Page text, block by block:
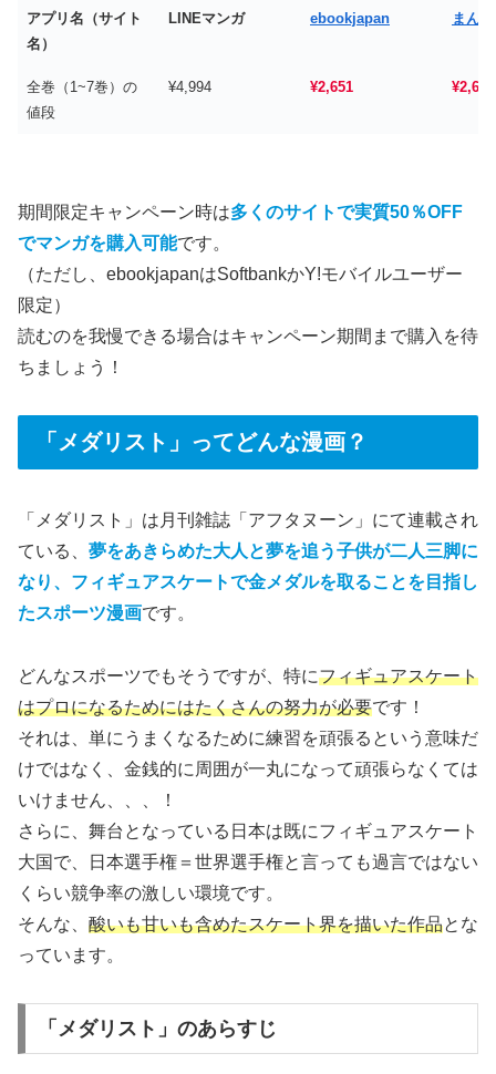
アプリ名（サイト
名）
LINEマンガ ebookjapan まん
全巻（1~7巻）の
値段
¥4,994 ¥2,651 ¥2,651
期間限定キャンペーン時は多くのサイトで実質50％OFF
でマンガを購入可能です。
（ただし、ebookjapanはSoftbankかY!モバイルユーザー
限定）
読むのを我慢できる場合はキャンペーン期間まで購入を待
ちましょう！
「メダリスト」ってどんな漫画？
「メダリスト」は月刊雑誌「アフタヌーン」にて連載され
ている、 夢をあきらめた大人と夢を追う子供が二人三脚に
なり、フィギュアスケートで金メダルを取ることを目指し
たスポーツ漫画です。
どんなスポーツでもそうですが、特にフィギュアスケート
はプロになるためにはたくさんの努力が必要です！
それは、単にうまくなるために練習を頑張るという意味だ
けではなく、金銭的に周囲が一丸になって頑張らなくては
いけません、、、！
さらに、舞台となっている日本は既にフィギュアスケート
大国で、日本選手権＝世界選手権と言っても過言ではない
くらい競争率の激しい環境です。
そんな、 酸いも甘いも含めたスケート界を描いた作品とな
っています。
「メダリスト」のあらすじ